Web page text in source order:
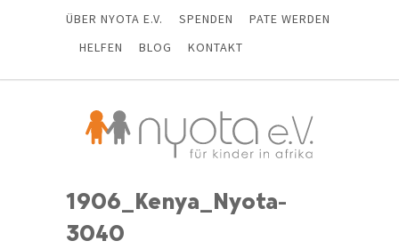
ÜBER NYOTA E.V. SPENDEN
PATE WERDEN
HELFEN
BLOG KONTAKT
1906_Kenya_Nyota-
3040